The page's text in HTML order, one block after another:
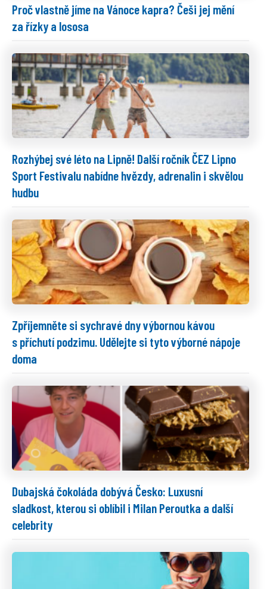
Proč vlastně jíme na Vánoce kapra? Češi jej mění
za řízky a lososa
Rozhýbej své léto na Lipně! Další ročník ČEZ Lipno
Sport Festivalu nabídne hvězdy, adrenalin i skvělou
hudbu
Zpříjemněte si sychravé dny výbornou kávou
s příchutí podzimu. Udělejte si tyto výborné nápoje
doma
Dubajská čokoláda dobývá Česko: Luxusní
sladkost, kterou si oblíbil i Milan Peroutka a další
celebrity